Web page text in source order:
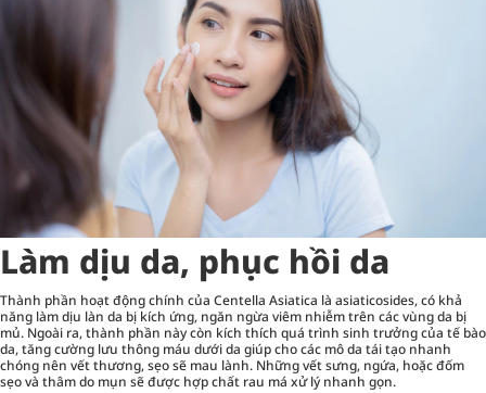
Làm dịu da, phục hồi da
Thành phần hoạt động chính của Centella Asiatica là asiaticosides, có khả
năng làm dịu làn da bị kích ứng, ngăn ngừa viêm nhiễm trên các vùng da bị
mủ. Ngoài ra, thành phần này còn kích thích quá trình sinh trưởng của tế bào
da, tăng cường lưu thông máu dưới da giúp cho các mô da tái tạo nhanh
chóng nên vết thương, sẹo sẽ mau lành. Những vết sưng, ngứa, hoặc đốm
sẹo và thâm do mụn sẽ được hợp chất rau má xử lý nhanh gọn.